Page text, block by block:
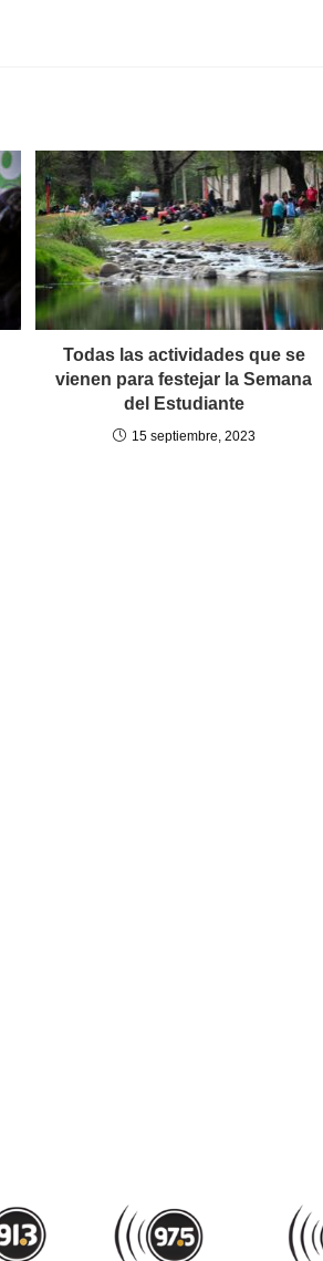
Todas las actividades que se
vienen para festejar la Semana
del Estudiante
15 septiembre, 2023